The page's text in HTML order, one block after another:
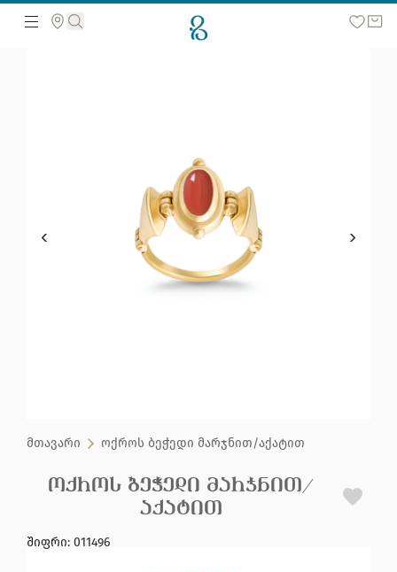
მთავარი ოქროს ბეჭედი მარჯნით/აქატით
ᲝᲥᲠᲝᲡ ᲑᲔᲭᲔᲓᲘ ᲛᲐᲠᲯᲜᲘᲗ/
ᲐᲥᲐᲢᲘᲗ
შიფრი: 011496